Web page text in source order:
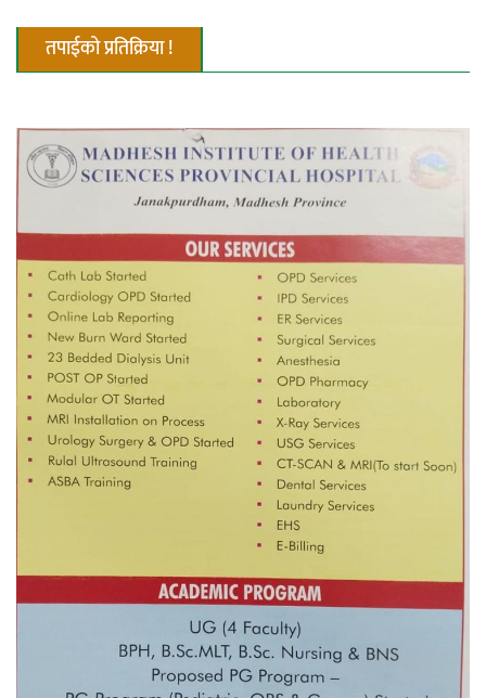
निर्धारित ठाउँमा राजर्षिजनक विश्वविद्यालय
भवन बनाउन उपकुलपतिद्वारा आनाकानी
तपाईको प्रतिक्रिया !